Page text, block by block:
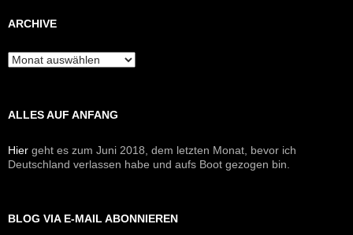
ARCHIVE
Archive
ALLES AUF ANFANG
Hier geht es zum Juni 2018, dem letzten Monat, bevor ich
Deutschland verlassen habe und aufs Boot gezogen bin.
BLOG VIA E-MAIL ABONNIEREN